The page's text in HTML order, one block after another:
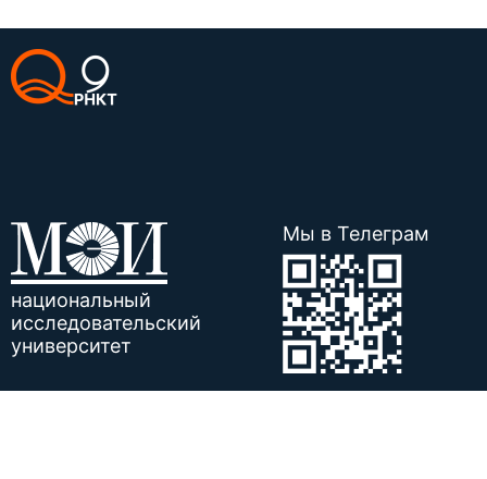
национальный
исследовательский
университет
Мы в Телеграм